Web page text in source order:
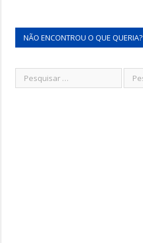
NÃO ENCONTROU O QUE QUERIA?